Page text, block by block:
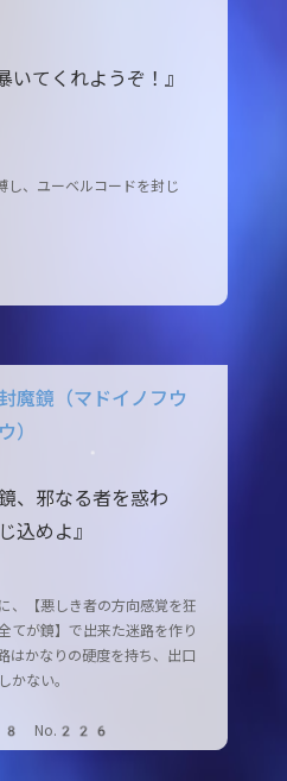
てくれようぞ！』
し、ユーベルコードを封じ
魔鏡（マドイノフウ
）
鏡、邪なる者を惑わ
込めよ』
、【悪しき者の方向感覚を狂
てが鏡】で出来た迷路を作り
はかなりの硬度を持ち、出口
かない。
No.226